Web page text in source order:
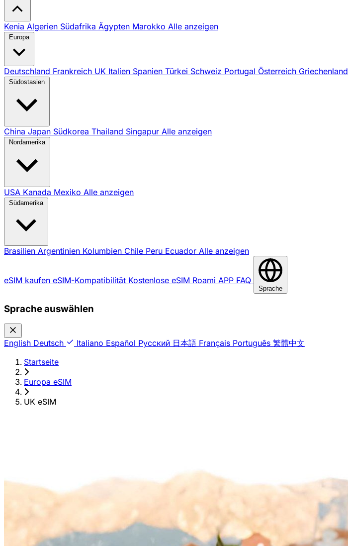
Kenia Algerien Südafrika Ägypten Marokko Alle anzeigen
Europa
Deutschland Frankreich UK Italien Spanien Türkei Schweiz Portugal Österreich Griechenland
Südostasien
China Japan Südkorea Thailand Singapur Alle anzeigen
Nordamerika
USA Kanada Mexiko Alle anzeigen
Südamerika
Brasilien Argentinien Kolumbien Chile Peru Ecuador Alle anzeigen
eSIM kaufen eSIM-Kompatibilität Kostenlose eSIM Roami APP FAQ
Sprache
Sprache auswählen
English Deutsch Italiano Español Русский 日本語 Français Português 繁體中文
Startseite
›
Europa eSIM
›
UK eSIM